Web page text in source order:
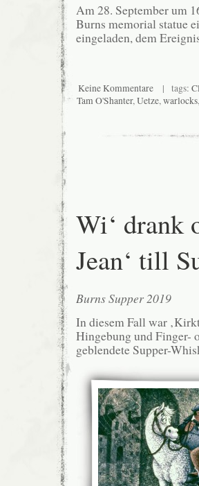
Am 28. September um
Burns memorial statue
eingeladen, dem
Keine Kommentare | tags:
Tam O'Shanter,Uetze,warlocks,
Wi‘ drank
Jean‘ till
Burns Supper 2019
In diesem Fall war
Hingebung und Finger-
geblendete Supper-